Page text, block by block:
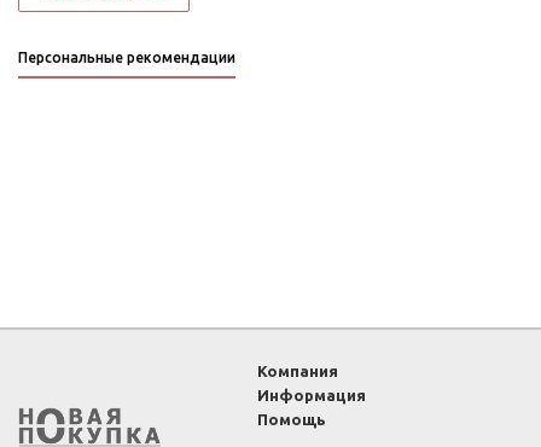
Персональные рекомендации
Компания
Информация
Помощь